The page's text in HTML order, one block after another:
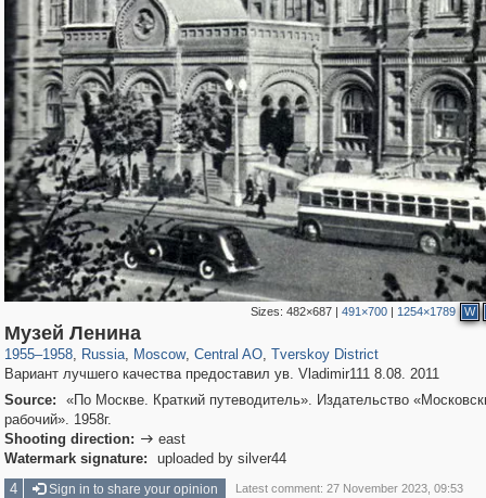
Sizes: 482×687 | 491×700 | 1254×1789 W
Музей Ленина
1955–1958, Russia
1,407,328
, Moscow
319,882 8,286
, Central AO
160,021
, Tverskoy District
Вариант лучшего качества предоставил ув. Vladimir111 8.08. 2011
Source:
«По Москве. Краткий путеводитель». Издательство
рабочий». 1958г.
Shooting direction:  east
Watermark signature:
uploaded by silver44
4
Sign in to share your opinion Latest comment: 27 November 2023, 09:53